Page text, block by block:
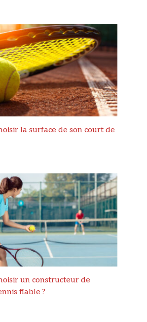
la surface de son court de
un constructeur de
fiable ?